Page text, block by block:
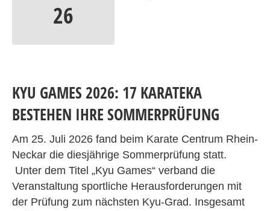
26
KYU GAMES 2026: 17 KARATEKA
BESTEHEN IHRE SOMMERPRÜFUNG
Am 25. Juli 2026 fand beim Karate Centrum Rhein-
Neckar die diesjährige Sommerprüfung statt.
Unter dem Titel „Kyu Games“ verband die
Veranstaltung sportliche Herausforderungen mit
der Prüfung zum nächsten Kyu-Grad. Insgesamt